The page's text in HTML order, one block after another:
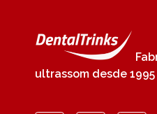
ultrassom desde 1995